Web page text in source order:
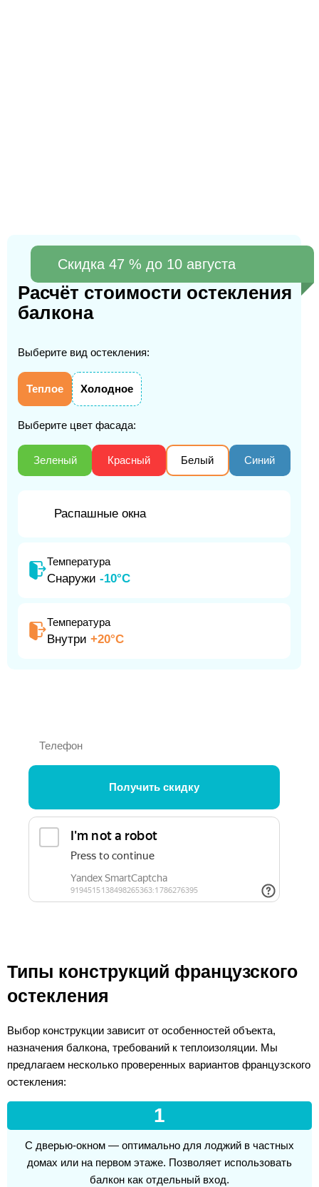
Расчёт стоимости остекления
балкона
Cкидка 47 % до 10 августа
Выберите вид остекления:
Теплое Холодное
Выберите цвет фасада:
Зеленый Красный Белый Синий
Распашные окна
Температура
Снаружи -10°С
Температура
Внутри +20°С
Получить скидку
Типы конструкций французского
остекления
Выбор конструкции зависит от особенностей объекта,
назначения балкона, требований к теплоизоляции. Мы
предлагаем несколько проверенных вариантов французского
остекления:
1
С дверью-окном — оптимально для лоджий в частных
домах или на первом этаже. Позволяет использовать
балкон как отдельный вход.